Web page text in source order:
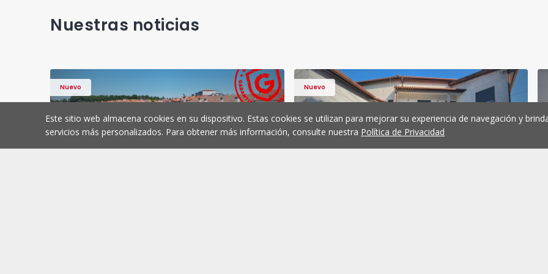
Nuestras noticias
Nuevo
Viseu, Santiago - 1568211 - 12 Apartamento T3 Viseu, Santiago - 1568211 - 13 Apartamento T3 Viseu, Santiago
Nuevo
Casa T3 Viseu, Fragosela -
Este sitio web almacena cookies en su dispositivo. Estas cookies se utilizan para mejorar su experiencia de navegación y
servicios más personalizados. Para obtener más información, consulte nuestra Política de Privacidad